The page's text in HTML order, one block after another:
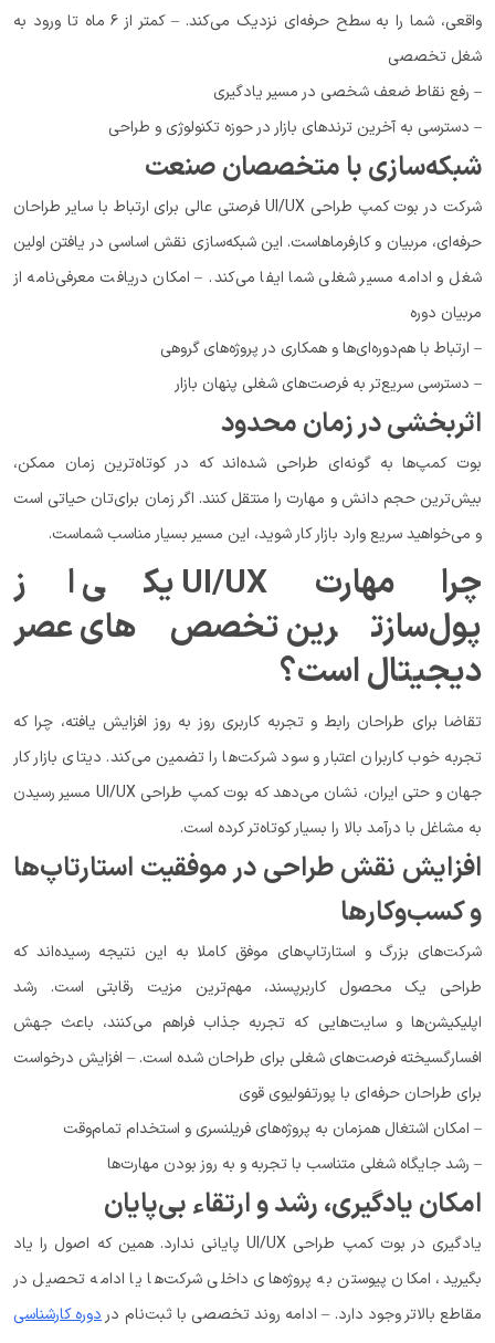
واقعی، شما را به سطح حرفه‌ای نزدیک می‌کند. – کمتر از ۶ ماه تا ورود به
شغل تخصصی
– رفع نقاط ضعف شخصی در مسیر یادگیری
– دسترسی به آخرین ترندهای بازار در حوزه تکنولوژی و طراحی
شبکه‌سازی با متخصصان صنعت
شرکت در بوت کمپ طراحی UI/UX فرصتی عالی برای ارتباط با سایر طراحان
حرفه‌ای، مربیان و کارفرماهاست. این شبکه‌سازی نقش اساسی در یافتن اولین
شغل و ادامه مسیر شغلی شما ایفا می‌کند. – امکان دریافت معرفی‌نامه از
مربیان دوره
– ارتباط با هم‌دوره‌ای‌ها و همکاری در پروژه‌های گروهی
– دسترسی سریع‌تر به فرصت‌های شغلی پنهان بازار
اثربخشی در زمان محدود
بوت کمپ‌ها به گونه‌ای طراحی شده‌اند که در کوتاه‌ترین زمان ممکن،
بیش‌ترین حجم دانش و مهارت را منتقل کنند. اگر زمان برای‌تان حیاتی است
و می‌خواهید سریع وارد بازار کار شوید، این مسیر بسیار مناسب شماست.
چرا مهارت UI/UX یکی از
پول‌سازترین تخصص‌های عصر
دیجیتال است؟
تقاضا برای طراحان رابط و تجربه کاربری روز به روز افزایش یافته، چرا که
تجربه خوب کاربران اعتبار و سود شرکت‌ها را تضمین می‌کند. دیتای بازار کار
جهان و حتی ایران، نشان می‌دهد که بوت کمپ طراحی UI/UX مسیر رسیدن
به مشاغل با درآمد بالا را بسیار کوتاه‌تر کرده است.
افزایش نقش طراحی در موفقیت استارتاپ‌ها
و کسب‌وکارها
شرکت‌های بزرگ و استارتاپ‌های موفق کاملا به این نتیجه رسیده‌اند که
طراحی یک محصول کاربرپسند، مهم‌ترین مزیت رقابتی است. رشد
اپلیکیشن‌ها و سایت‌هایی که تجربه جذاب فراهم می‌کنند، باعث جهش
افسارگسیخته فرصت‌های شغلی برای طراحان شده است. – افزایش درخواست
برای طراحان حرفه‌ای با پورتفولیوی قوی
– امکان اشتغال همزمان به پروژه‌های فریلنسری و استخدام تمام‌وقت
– رشد جایگاه شغلی متناسب با تجربه و به روز بودن مهارت‌ها
امکان یادگیری، رشد و ارتقاء بی‌پایان
یادگیری در بوت کمپ طراحی UI/UX پایانی ندارد. همین که اصول را یاد
بگیرید، امکان پیوستن به پروژه‌های داخلی شرکت‌ها یا ادامه تحصیل در
مقاطع بالاتر وجود دارد. – ادامه روند تخصصی با ثبت‌نام دردوره کارشناسی